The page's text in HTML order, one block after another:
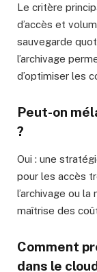
Le critère
d’accès et
sauvegarde
l’archivage
d’optimiser les
Peut-on
?
Oui : une
pour les accès
l’archivage ou
maîtrise des
Comment
dans le